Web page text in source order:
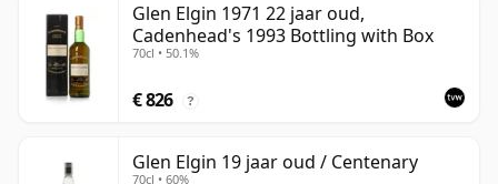
Glen Elgin 1971 22 jaar oud,
Cadenhead's 1993 Bottling with Box
70cl • 50.1%
€ 826 ?
Glen Elgin 19 jaar oud / Centenary
70cl • 60%